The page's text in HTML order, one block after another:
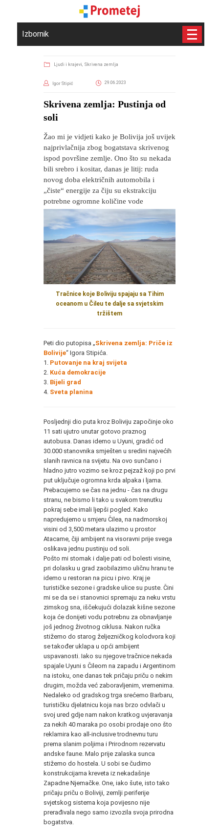
Izbornik
Ljudi i krajevi, Skrivena zemlja
Igor Stipić 29.06.2023
​Skrivena zemlja: Pustinja od
soli
Žao mi je vidjeti kako je Bolivija još uvijek
najprivlačnija zbog bogatstava skrivenog
ispod površine zemlje. Ono što su nekada
bili srebro i kositar, danas je litij: ruda
novog doba električnih automobila i
„čiste“ energije za čiju su ekstrakciju
potrebne ogromne količine vode
Tračnice koje Boliviju spajaju sa Tihim
oceanom u Čileu te dalje sa svjetskim
tržištem
Peti dio putopisa „Skrivena zemlja: Priče iz
Bolivije“ Igora Stipića.
1. Putovanje na kraj svijeta
2. Kuća demokracije
3. Bijeli grad
4. Sveta planina
Posljednji dio puta kroz Boliviju započinje oko
11 sati ujutro unutar gotovo praznog
autobusa. Danas idemo u Uyuni, gradić od
30.000 stanovnika smješten u sredini najvećih
slanih ravnica na svijetu. Na ovo sunčano i
hladno jutro vozimo se kroz pejzaž koji po prvi
put uključuje ogromna krda alpaka i ljama.
Prebacujemo se čas na jednu - čas na drugu
stranu, ne bismo li tako u svakom trenutku
pokraj sebe imali ljepši pogled. Kako
napredujemo u smjeru Čilea, na nadmorskoj
visini od 3,500 metara ulazimo u prostor
Atacame, čiji ambijent na visoravni prije svega
oslikava jednu pustinju od soli.
Pošto mi stomak i dalje pati od bolesti visine,
pri dolasku u grad zaobilazimo uličnu hranu te
idemo u restoran na picu i pivo. Kraj je
turističke sezone i gradske ulice su puste. Čini
mi se da se i stanovnici spremaju za neku vrstu
zimskog sna, iščekujući dolazak kišne sezone
koja će donijeti vodu potrebnu za obnavljanje
još jednog životnog ciklusa. Nakon ručka
stižemo do starog željezničkog kolodvora koji
se također uklapa u opći ambijent
uspavanosti. Iako su njegove tračnice nekada
spajale Uyuni s Čileom na zapadu i Argentinom
na istoku, one danas tek pričaju priču o nekim
drugim, možda već zaboravljenim, vremenima.
Nedaleko od gradskog trga srećemo Barbaru,
turističku djelatnicu koja nas brzo odvlači u
svoj ured gdje nam nakon kratkog uvjeravanja
za nekih 40 maraka po osobi prodaje ono što
reklamira kao all-inclusive trodnevnu turu
prema slanim poljima i Prirodnom rezervatu
andske faune. Malo prije zalaska sunca
stižemo do hostela. U sobi se čudimo
konstrukcijama kreveta iz nekadašnje
Zapadne Njemačke. One, iako šute, isto tako
pričaju priču o Boliviji, zemlji periferije
svjetskog sistema koja povijesno nije
prerađivala nego samo izvozila svoja prirodna
bogatstva.